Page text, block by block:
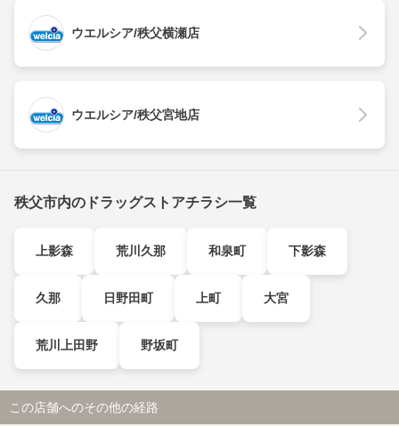
ウエルシア/秩父横瀬店
ウエルシア/秩父宮地店
秩父市内のドラッグストアチラシ一覧
上影森 荒川久那 和泉町 下影森
久那 日野田町 上町 大宮
荒川上田野 野坂町
この店舗へのその他の経路